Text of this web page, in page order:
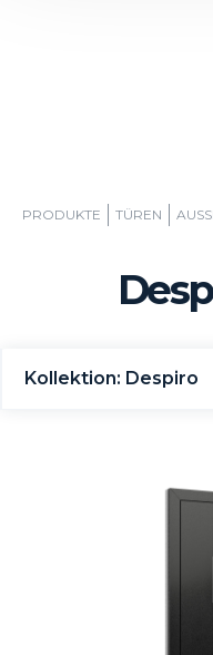
PRODUKTE TÜREN
Kollektion: Despiro